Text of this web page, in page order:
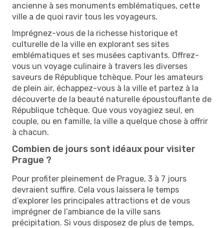
ancienne à ses monuments emblématiques, cette
ville a de quoi ravir tous les voyageurs.
Imprégnez-vous de la richesse historique et
culturelle de la ville en explorant ses sites
emblématiques et ses musées captivants. Offrez-
vous un voyage culinaire à travers les diverses
saveurs de République tchèque. Pour les amateurs
de plein air, échappez-vous à la ville et partez à la
découverte de la beauté naturelle époustouflante de
République tchèque. Que vous voyagiez seul, en
couple, ou en famille, la ville a quelque chose à offrir
à chacun.
Combien de jours sont idéaux pour visiter
Prague ?
Pour profiter pleinement de Prague, 3 à 7 jours
devraient suffire. Cela vous laissera le temps
d’explorer les principales attractions et de vous
imprégner de l’ambiance de la ville sans
précipitation. Si vous disposez de plus de temps,